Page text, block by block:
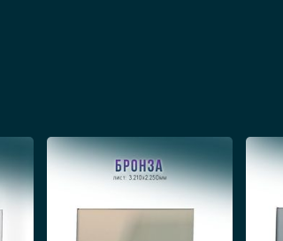
в тамбурных зонах, они
украшением
форму, обладают